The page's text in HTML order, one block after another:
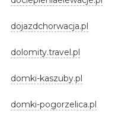
dojazdchorwacja.pl
dolomity.travel.pl
domki-kaszuby.pl
domki-pogorzelica.pl